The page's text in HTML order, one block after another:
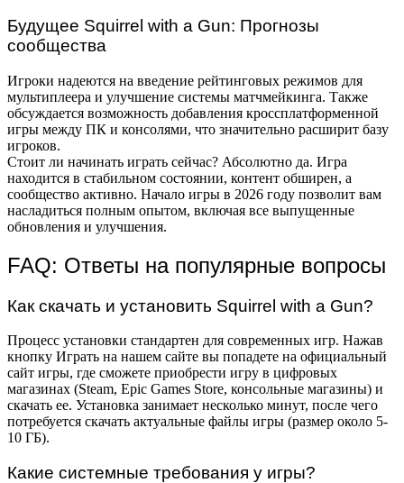
Будущее Squirrel with a Gun: Прогнозы
сообщества
Игроки надеются на введение рейтинговых режимов для
мультиплеера и улучшение системы матчмейкинга. Также
обсуждается возможность добавления кроссплатформенной
игры между ПК и консолями, что значительно расширит базу
игроков.
Стоит ли начинать играть сейчас? Абсолютно да. Игра
находится в стабильном состоянии, контент обширен, а
сообщество активно. Начало игры в 2026 году позволит вам
насладиться полным опытом, включая все выпущенные
обновления и улучшения.
FAQ: Ответы на популярные вопросы
Как скачать и установить Squirrel with a Gun?
Процесс установки стандартен для современных игр. Нажав
кнопку Играть на нашем сайте вы попадете на официальный
сайт игры, где сможете приобрести игру в цифровых
магазинах (Steam, Epic Games Store, консольные магазины) и
скачать ее. Установка занимает несколько минут, после чего
потребуется скачать актуальные файлы игры (размер около 5-
10 ГБ).
Какие системные требования у игры?